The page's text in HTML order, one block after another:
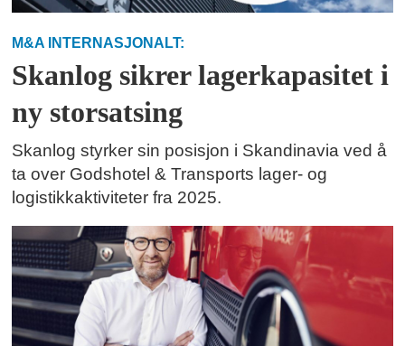
M&A INTERNASJONALT:
Skanlog sikrer lagerkapasitet i
ny storsatsing
Skanlog styrker sin posisjon i Skandinavia ved å
ta over Godshotel & Transports lager- og
logistikkaktiviteter fra 2025.